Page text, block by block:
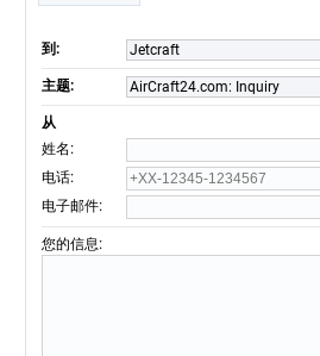
到: Jetcraft
主题: AirCraft24.com: Inquiry
从
姓名 :
电话:
电子邮件:
您的信息: